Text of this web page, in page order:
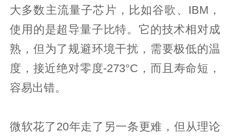
大多数主流量子芯片，比如谷歌、IBM，
使用的是超导量子比特。它的技术相对成
熟，但为了规避环境干扰，需要极低的温
度，接近绝对零度-273°C，而且寿命短，
容易出错。
微软花了20年走了另一条更难，但从理论